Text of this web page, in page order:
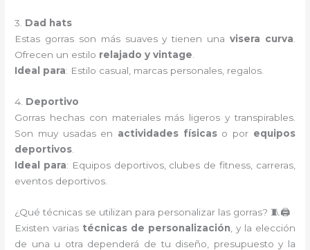
3. Dad hats
Estas gorras son más suaves y tienen unavisera curva
Ofrecen un estilo relajado y vintage
Ideal para: Estilo casual, marcas personales, regalos.
4. Deportivo
Gorras hechas con materiales más ligeros y transpirables.
Son muy usadas en actividades físicaso por equipos
deportivos
Ideal para: Equipos deportivos, clubes de fitness, carreras,
eventos deportivos.
¿Qué técnicas se utilizan para personalizar las gorras? 🧵🖨️
Existen varias técnicas de personalización , y la elección
de una u otra dependerá de tu diseño, presupuesto y la